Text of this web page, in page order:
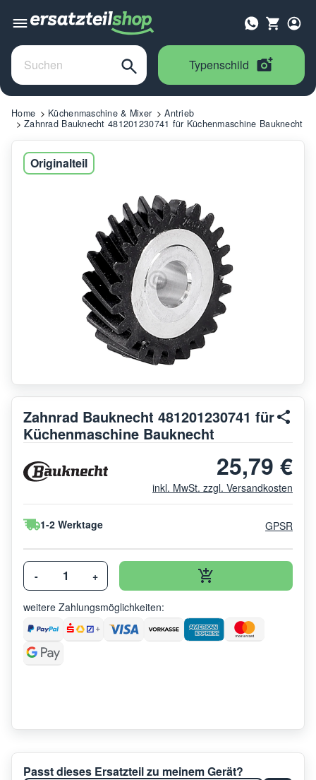
Typenschild
Home Küchenmaschine & Mixer
Antrieb
Zahnrad Bauknecht 481201230741 für Küchenmaschine Bauknecht
Originalteil
Zahnrad Bauknecht 481201230741 für
Küchenmaschine Bauknecht
25,79 €
inkl. MwSt. zzgl. Versandkosten
1-2 Werktage GPSR
- +
weitere Zahlungsmöglichkeiten:
Passt dieses Ersatzteil zu meinem Gerät?